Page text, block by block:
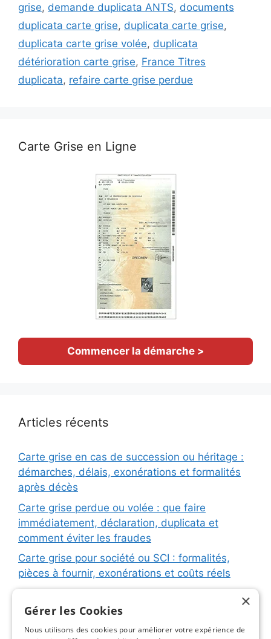
grise, demande duplicata ANTS, documents
duplicata carte grise, duplicata carte grise,
duplicata carte grise volée, duplicata
détérioration carte grise, France Titres
duplicata, refaire carte grise perdue
Carte Grise en Ligne
Commencer la démarche >
Articles récents
Carte grise en cas de succession ou héritage :
démarches, délais, exonérations et formalités
après décès
Carte grise perdue ou volée : que faire
immédiatement, déclaration, duplicata et
comment éviter les fraudes
Carte grise pour société ou SCI : formalités,
pièces à fournir, exonérations et coûts réels
immatriculation, fiche d’identification, plaques ×
Gérer les Cookies
Nous utilisons des cookies pour améliorer votre expérience de